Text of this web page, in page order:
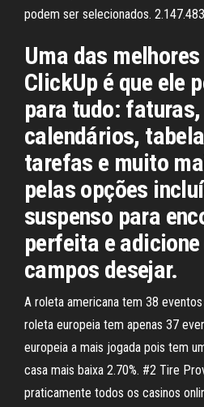
podem ser selecionados.
Uma das
ClickUp é que ele
para tudo:
calendários,
tarefas e muito
pelas opções
suspenso para
perfeita e
campos desejar.
A roleta americana tem 38
roleta europeia tem apenas 37
europeia a mais jogada pois tem
casa mais baixa 2.70%. #2 Tire
praticamente todos os casinos